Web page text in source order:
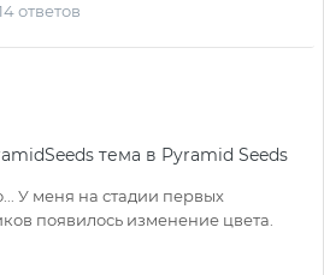
ответов
тема в Pyramid Seeds
У меня на стадии первых
появилось изменение цвета.